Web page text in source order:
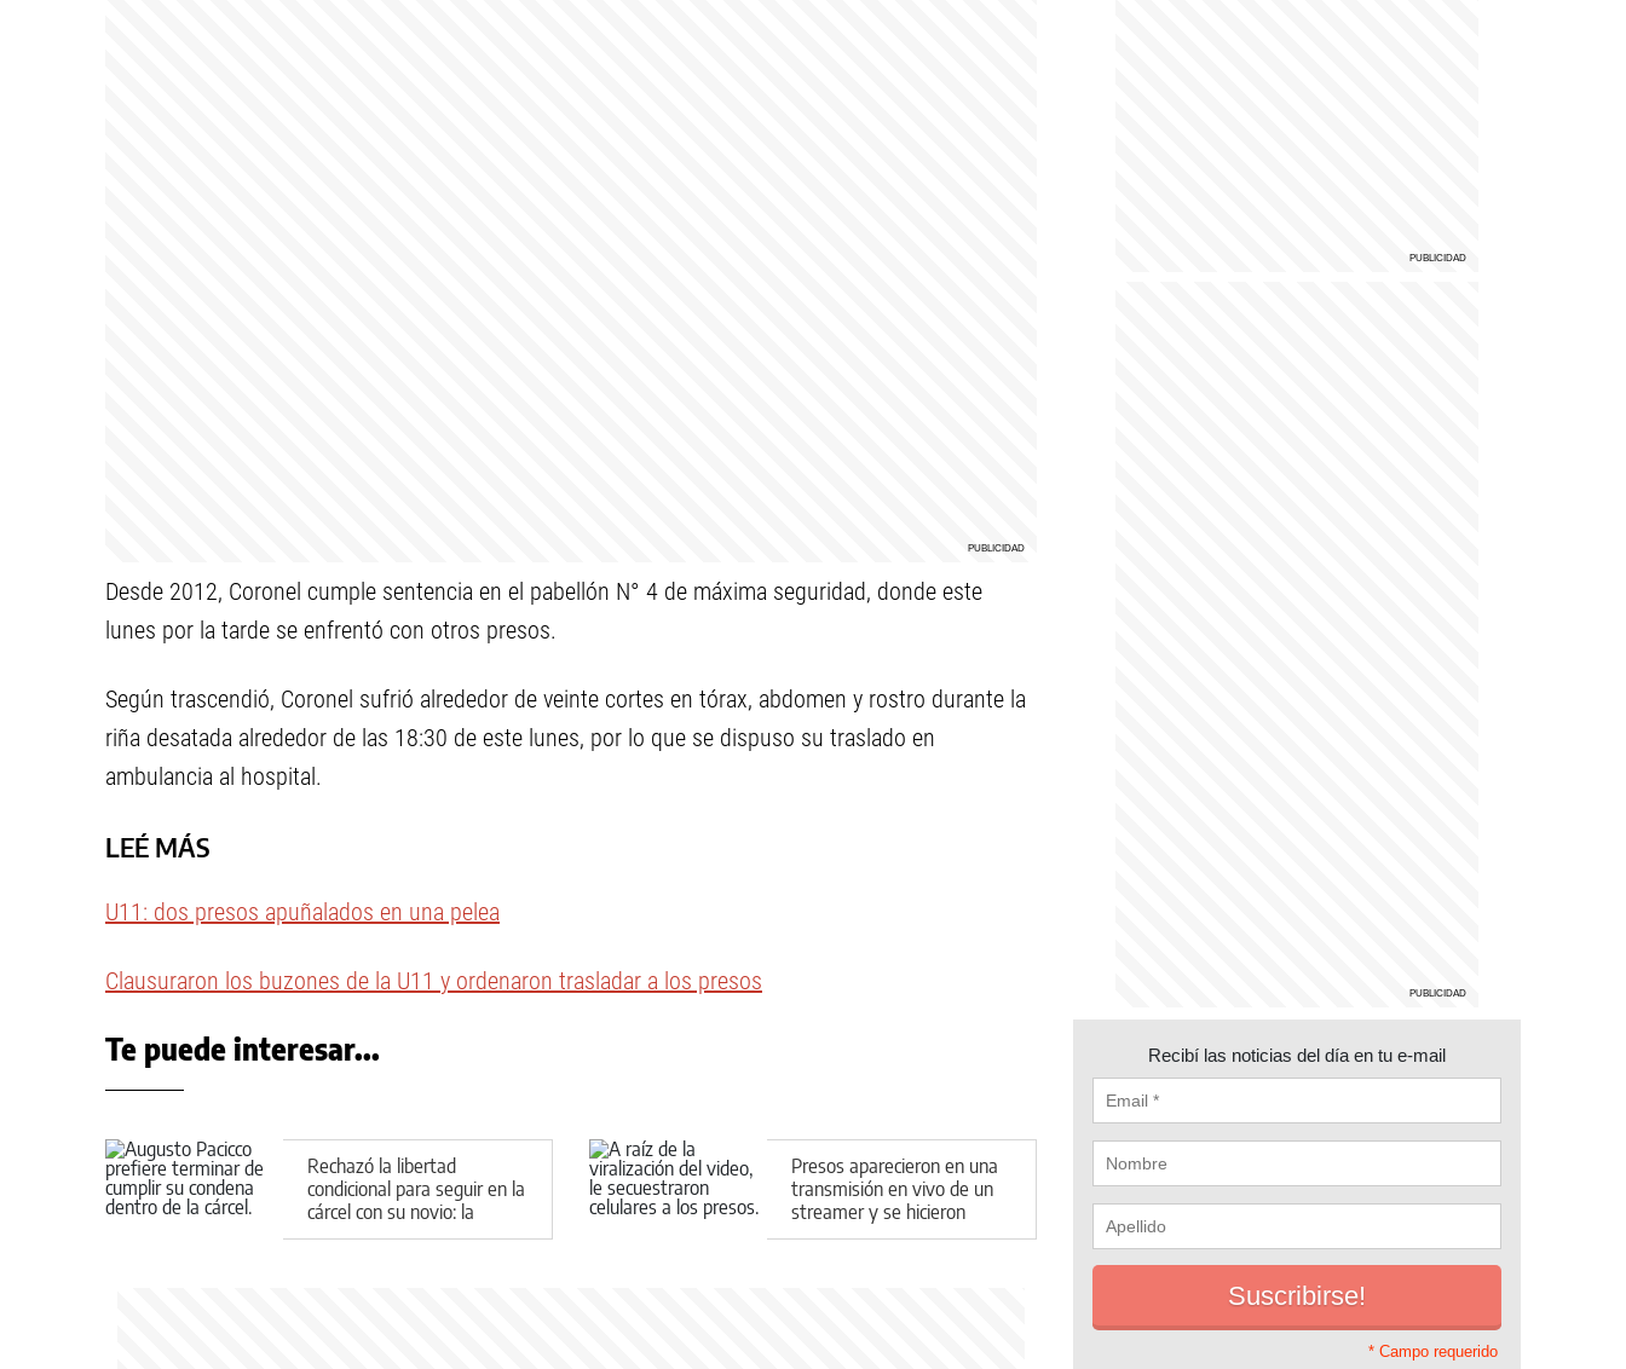
Desde 2012, Coronel cumple sentencia en el pabellón N° 4 de máxima seguridad, donde este
lunes por la tarde se enfrentó con otros presos.
Según trascendió, Coronel sufrió alrededor de veinte cortes en tórax, abdomen y rostro durante la
riña desatada alrededor de las 18:30 de este lunes, por lo que se dispuso su traslado en
ambulancia al hospital.
LEÉ MÁS
U11: dos presos apuñalados en una pelea
Clausuraron los buzones de la U11 y ordenaron trasladar a los presos
Te puede interesar...
Rechazó la libertad
condicional para seguir en la
cárcel con su novio: la
historia de amor tras las
Presos aparecieron en una
transmisión en vivo de un
streamer y se hicieron
virales
Recibí las noticias del día en tu e-mail
* Campo requerido